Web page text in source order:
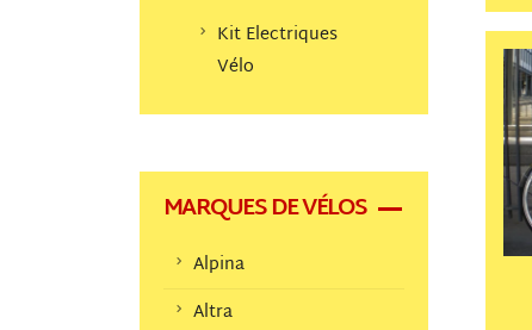
Kit Electriques
Vélo
MARQUES DE VÉLOS
Alpina
Altra